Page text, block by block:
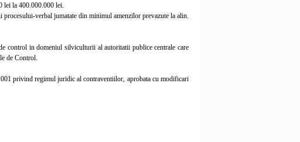
lei la 400.000.000 lei.
verbal jumatate din minimul amenzilor prevazute la alin.
control in domeniul silviculturii al autoritatii publice centrale care
de Control.
privind regimul juridic al contraventiilor, aprobata cu modificari